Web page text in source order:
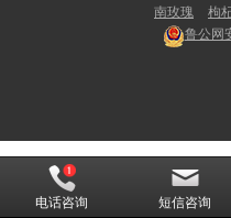
南玫瑰
枸
鲁公网
电话咨询 短信咨询